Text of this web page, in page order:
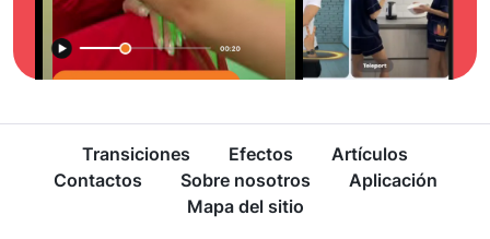
Transiciones Efectos
Artículos
Contactos
Sobre nosotros
Aplicación
Mapa del sitio